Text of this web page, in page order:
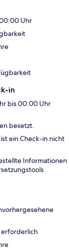
Uhr
in
bis 00:00 Uhr
besetzt.
ein Check-in nicht
Informationen
erforderlich